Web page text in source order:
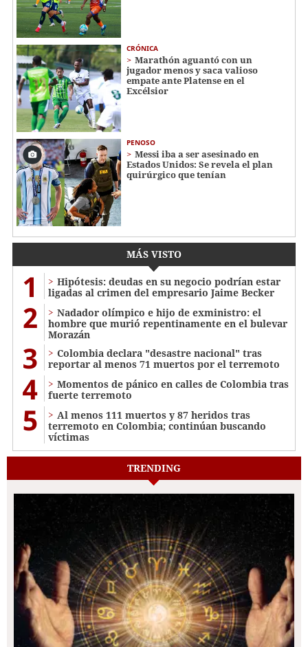
CRÓNICA
Marathón aguantó con un
jugador menos y saca valioso
empate ante Platense en el
Excélsior
PENOSO
Messi iba a ser asesinado en
Estados Unidos: Se revela el plan
quirúrgico que tenían
MÁS VISTO
1
Hipótesis: deudas en su negocio podrían estar
ligadas al crimen del empresario Jaime Becker
2
Nadador olímpico e hijo de exministro: el
hombre que murió repentinamente en el bulevar
Morazán
3
Colombia declara "desastre nacional" tras
reportar al menos 71 muertos por el terremoto
4
Momentos de pánico en calles de Colombia tras
fuerte terremoto
5
Al menos 111 muertos y 87 heridos tras
terremoto en Colombia; continúan buscando
víctimas
TRENDING